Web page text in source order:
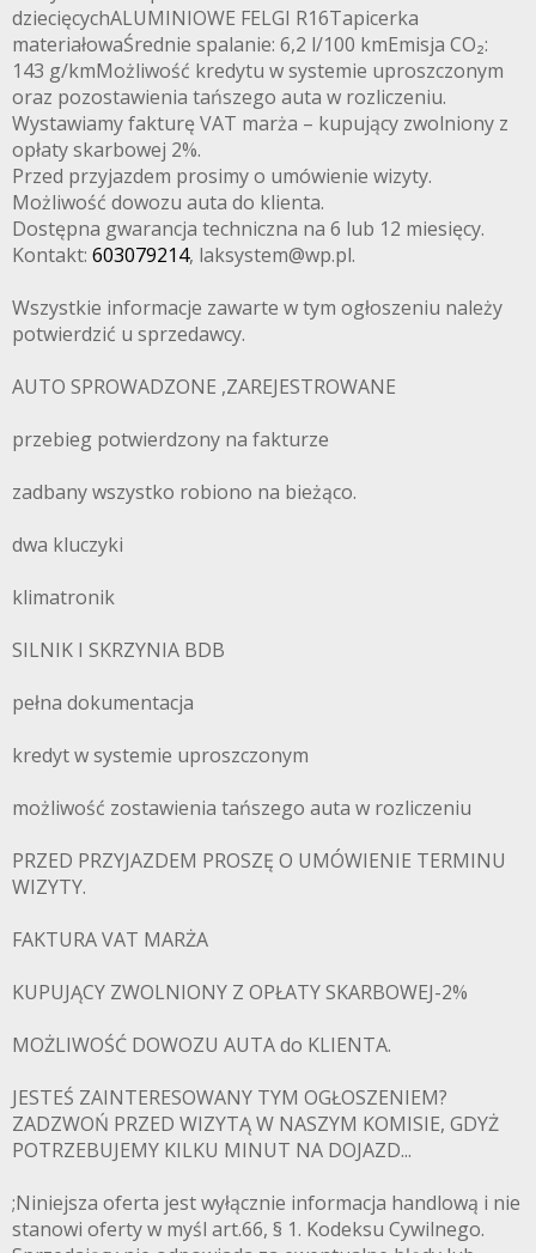
dziecięcychALUMINIOWE FELGI R16Tapicerka
materiałowaŚrednie spalanie: 6,2 l/100 kmEmisja CO₂:
143 g/kmMożliwość kredytu w systemie uproszczonym
oraz pozostawienia tańszego auta w rozliczeniu.
Wystawiamy fakturę VAT marża – kupujący zwolniony z
opłaty skarbowej 2%.
Przed przyjazdem prosimy o umówienie wizyty.
Możliwość dowozu auta do klienta.
Dostępna gwarancja techniczna na 6 lub 12 miesięcy.
Kontakt: 603079214, laksystem@wp.pl.
Wszystkie informacje zawarte w tym ogłoszeniu należy
potwierdzić u sprzedawcy.
AUTO SPROWADZONE ,ZAREJESTROWANE
przebieg potwierdzony na fakturze
zadbany wszystko robiono na bieżąco.
dwa kluczyki
klimatronik
SILNIK I SKRZYNIA BDB
pełna dokumentacja
kredyt w systemie uproszczonym
możliwość zostawienia tańszego auta w rozliczeniu
PRZED PRZYJAZDEM PROSZĘ O UMÓWIENIE TERMINU
WIZYTY.
FAKTURA VAT MARŻA
KUPUJĄCY ZWOLNIONY Z OPŁATY SKARBOWEJ-2%
MOŻLIWOŚĆ DOWOZU AUTA do KLIENTA.
JESTEŚ ZAINTERESOWANY TYM OGŁOSZENIEM?
ZADZWOŃ PRZED WIZYTĄ W NASZYM KOMISIE, GDYŻ
POTRZEBUJEMY KILKU MINUT NA DOJAZD...
;Niniejsza oferta jest wyłącznie informacja handlową i nie
stanowi oferty w myśl art.66, § 1. Kodeksu Cywilnego.